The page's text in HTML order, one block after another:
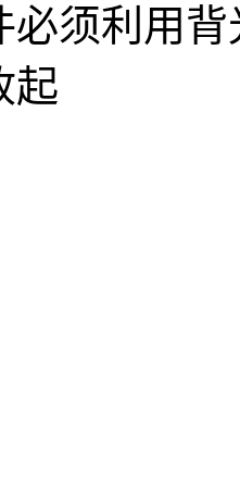
必须利用
起